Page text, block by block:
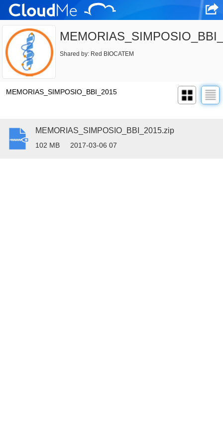
Shared by: Red BIOCATEM
MEMORIAS_SIMPOSIO_BBI_2015
MEMORIAS_SIMPOSIO_BBI_2015.zip
102 MB 2017-03-06 07